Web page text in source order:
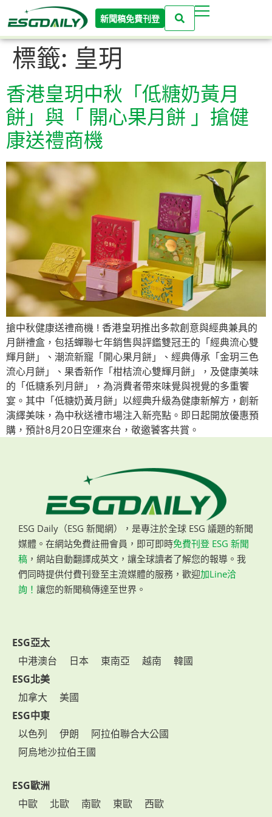
新聞稿免費刊登
標籤: 皇玥
香港皇玥中秋「低糖奶黃月
餅」與「 開心果月餅 」搶健
康送禮商機
搶中秋健康送禮商機 ! 香港皇玥推出多款創意與經典兼具的
月餅禮盒，包括蟬聯七年銷售與評鑑雙冠王的「經典流心雙
輝月餅」、潮流新寵「開心果月餅」、經典傳承「金玥三色
流心月餅」、果香新作「柑桔流心雙輝月餅」，及健康美味
的「低糖系列月餅」，為消費者帶來味覺與視覺的多重饗
宴。其中「低糖奶黃月餅」以經典升級為健康新解方，創新
演繹美味，為中秋送禮市場注入新亮點。即日起開放優惠預
購，預計8月20日空運來台，敬邀饕客共賞。
ESG Daily（ESG 新聞網），是專注於全球 ESG 議題的新聞
媒體。在網站免費註冊會員，即可即時免費刊登 ESG 新聞
稿 ，網站自動翻譯成英文，讓全球讀者了解您的報導。我
們同時提供付費刊登至主流媒體的服務，歡迎加Line洽
詢！ 讓您的新聞稿傳達至世界。
ESG亞太
中港澳台
日本 東南亞 越南
韓國
ESG北美
加拿大
美國
ESG中東
以色列
伊朗
阿拉伯聯合大公國
阿烏地沙拉伯王國
ESG歐洲
中歐
北歐 南歐 東歐 西歐